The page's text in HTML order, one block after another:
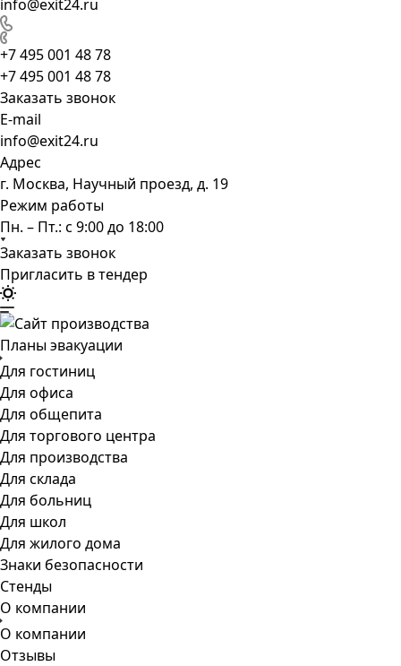
info@exit24.ru
+7 495 001 48 78
+7 495 001 48 78
Заказать звонок
E-mail
info@exit24.ru
Адрес
г. Москва, Научный проезд, д. 19
Режим работы
Пн. – Пт.: с 9:00 до 18:00
Заказать звонок
Пригласить в тендер
Планы эвакуации
Для гостиниц
Для офиса
Для общепита
Для торгового центра
Для производства
Для склада
Для больниц
Для школ
Для жилого дома
Знаки безопасности
Стенды
О компании
О компании
Отзывы